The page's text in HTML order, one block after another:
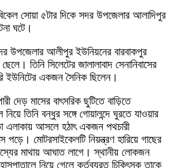
সোয়া ৫টার দিকে সদর উপজেলার আলাদিপুর
ঘটে।
উপজেলার আলীপুর ইউনিয়নের বারবাকপুর
তিনি সিলেটের জালালাবাদ সেনানিবাসের
ইউনিটের একজন সৈনিক ছিলেন।
দেড় মাসের বাৎসরিক ছুটিতে বাড়িতে
তিনি বন্ধুর সঙ্গে গোয়ালন্দে ঘুরতে যাওয়ার
এলাকায় আসলে হঠাৎ একজন পথচারী
পড়ে। মোটরসাইকেলটি নিয়ন্ত্রণ হারিয়ে গাছের
মাথায় আঘাত লাগে। স্থানীয় লোকজন
নিয়ে গেলে কর্তব্যরত চিকিৎসক তাকে